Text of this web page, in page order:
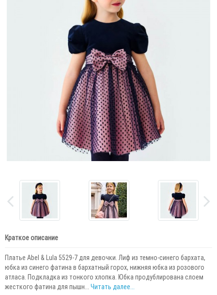
Краткое описание
Платье Abel & Lula 5529-7 для девочки. Лиф из темно-синего бархата,
юбка из синего фатина в бархатный горох, нижняя юбка из розового
атласа. Подкладка из тонкого хлопка. Юбка продублирована слоем
жесткого фатина для пышн... Читать далее...